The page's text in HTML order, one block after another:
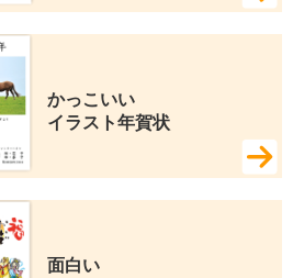
かっこいい
イラスト年賀状
面白い